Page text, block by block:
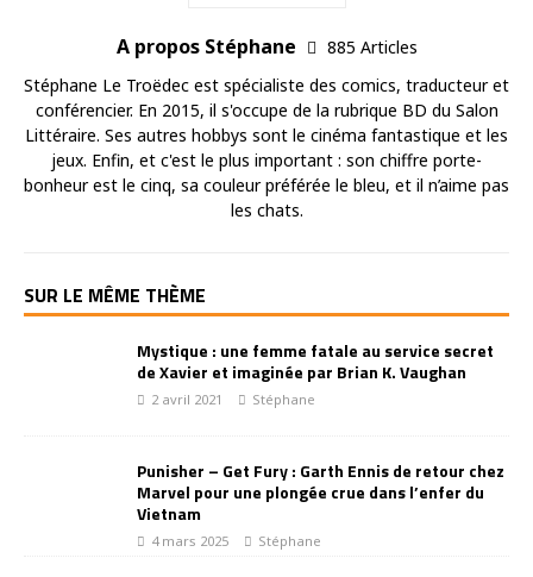
A propos Stéphane
885 Articles
Stéphane Le Troëdec est spécialiste des comics, traducteur et
conférencier. En 2015, il s'occupe de la rubrique BD du Salon
Littéraire. Ses autres hobbys sont le cinéma fantastique et les
jeux. Enfin, et c'est le plus important : son chiffre porte-
bonheur est le cinq, sa couleur préférée le bleu, et il n’aime pas
les chats.
SUR LE MÊME THÈME
Mystique : une femme fatale au service secret
de Xavier et imaginée par Brian K. Vaughan
2 avril 2021 Stéphane
Punisher – Get Fury : Garth Ennis de retour chez
Marvel pour une plongée crue dans l’enfer du
Vietnam
4 mars 2025 Stéphane